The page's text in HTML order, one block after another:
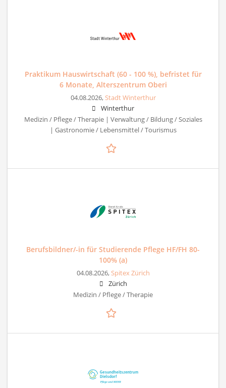
Praktikum Hauswirtschaft (60 - 100 %), befristet für
6 Monate, Alterszentrum Oberi
04.08.2026,Stadt Winterthur
Winterthur
Medizin / Pflege / Therapie | Verwaltung / Bildung / Soziales
| Gastronomie / Lebensmittel / Tourismus
Berufsbildner/-in für Studierende Pflege HF/FH 80-
100% (a)
04.08.2026,Spitex Zürich
Zürich
Medizin / Pflege / Therapie